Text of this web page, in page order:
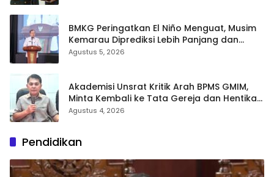
BMKG Peringatkan El Niño Menguat, Musim
Kemarau Diprediksi Lebih Panjang dan
Kering pada Agustus–September
Agustus 5, 2026
Akademisi Unsrat Kritik Arah BPMS GMIM,
Minta Kembali ke Tata Gereja dan Hentikan
Polarisasi
Agustus 4, 2026
Pendidikan